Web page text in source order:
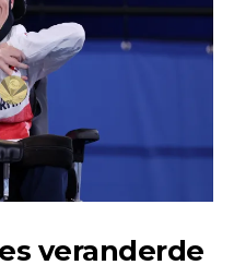
veranderde